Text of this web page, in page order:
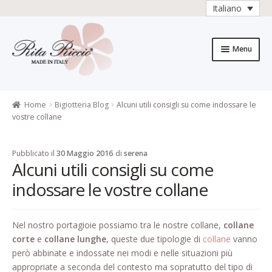
Italiano
alla
navigazione
al
contenuto
Menu
Caratteristiche del prodotto
Carrello
Cassa
Chi è Rita Riccio
Collezioni
Home Bigiotteria Blog
Alcuni utili consigli su come indossare le
vostre collane
Pubblicato il 30 Maggio 2016 di serena
Alcuni utili consigli su come
indossare le vostre collane
Nel nostro portagioie possiamo tra le nostre collane, collane
cortee collane lunghe, queste due tipologie di collane vanno
però abbinate e indossate nei modi e nelle situazioni più
appropriate a seconda del contesto ma sopratutto del tipo di